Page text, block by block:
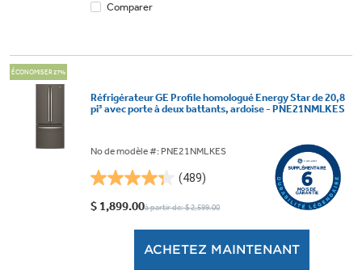
Comparer
ÉCONOMISER 27%
Réfrigérateur GE Profile homologué Energy Star de 20,8
pi³ avec porte à deux battants, ardoise - PNE21NMLKES
No de modèle #: PNE21NMLKES
(489)
4.3
étoile(s)
$ 1,899.00à partir de: $ 2,599.00
ACHETEZ MAINTENANT